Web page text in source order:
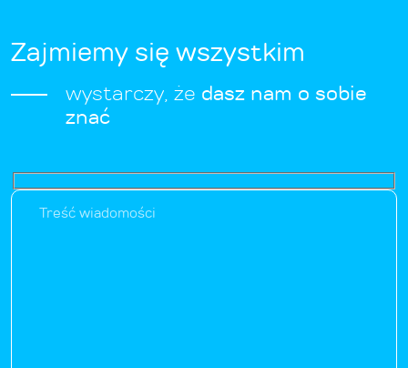
Zajmiemy się wszystkim
wystarczy, że dasz nam o sobie
znać